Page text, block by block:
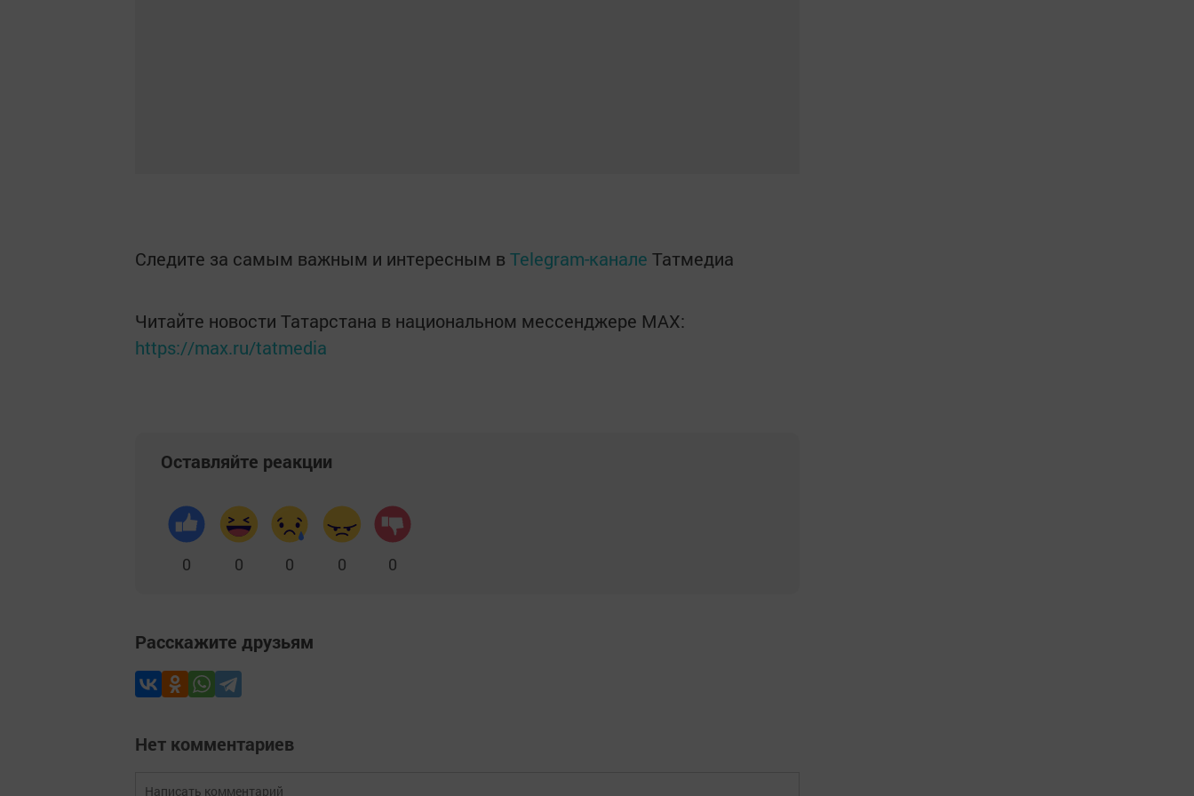
Следите за самым важным и интересным в Telegram-канале Татмедиа
Читайте новости Татарстана в национальном мессенджере MАХ:
https://max.ru/tatmedia
Оставляйте реакции
0 0 0 0 0
Расскажите друзьям
Нет комментариев